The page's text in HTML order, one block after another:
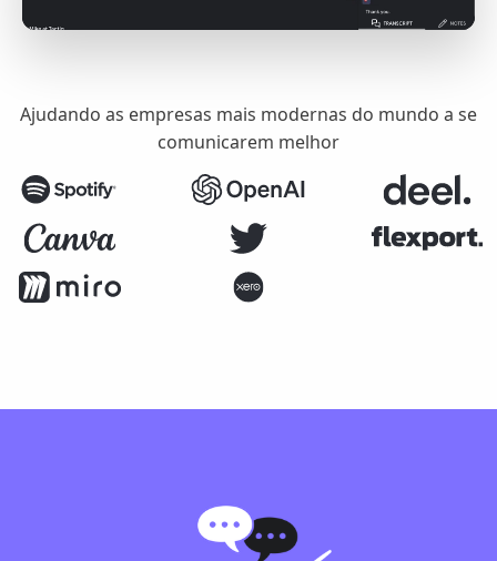
Ajudando as empresas mais modernas do mundo a se
comunicarem melhor